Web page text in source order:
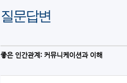
질문답변
좋은 인간관계: 커뮤니케이션과 이해